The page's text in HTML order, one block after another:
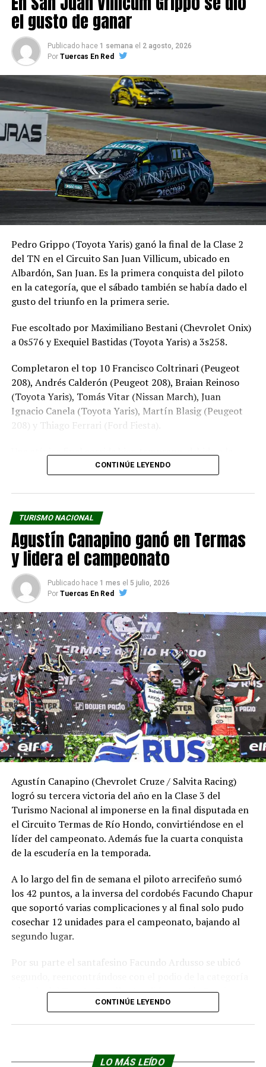
FOTO: APAT
el gusto de ganar
Publicado hace 1 semana el 2 agosto, 2026
Por Tuercas En Red
Pedro Grippo (Toyota Yaris) ganó la final de la Clase 2
del TN en el Circuito San Juan Villicum, ubicado en
Albardón, San Juan. Es la primera conquista del piloto
en la categoría, que el sábado también se había dado el
gusto del triunfo en la primera serie.
Fue escoltado por Maximiliano Bestani (Chevrolet Onix)
a 0s576 y Exequiel Bastidas (Toyota Yaris) a 3s258.
Completaron el top 10 Francisco Coltrinari (Peugeot
208), Andrés Calderón (Peugeot 208), Braian Reinoso
(Toyota Yaris), Tomás Vitar (Nissan March), Juan
Ignacio Canela (Toyota Yaris), Martín Blasig (Peugeot
208) y Thiago Ferrari (Ford Fiesta).
cartelera conjunta que llevan adelante tanto el TN
CONTINÚE LEYENDO
TURISMO NACIONAL
Agustín Canapino ganó en Termas
y lidera el campeonato
Publicado hace 1 mes el 5 julio, 2026
Por Tuercas En Red
Agustín Canapino (Chevrolet Cruze / Salvita Racing)
logró su tercera victoria del año en la Clase 3 del
Turismo Nacional al imponerse en la final disputada en
el Circuito Termas de Río Hondo, convirtiéndose en el
líder del campeonato. Además fue la cuarta conquista
de la escudería en la temporada.
A lo largo del fin de semana el piloto arrecifeño sumó
los 42 puntos, a la inversa del cordobés Facundo Chapur
que soportó varias complicaciones y al final solo pudo
cosechar 12 unidades para el campeonato, bajando al
segundo lugar.
Por su parte el santafesino Facundo Ardusso se ubicó
a bordo del Toyota Corolla atendido por Ale Bucci
Racing. El piloto nativo de Las Parejas arribó a 1s312 del
podio Lucas Vicino, con un buen fin de semana.
CONTINÚE LEYENDO
LO MÁS LEÍDO